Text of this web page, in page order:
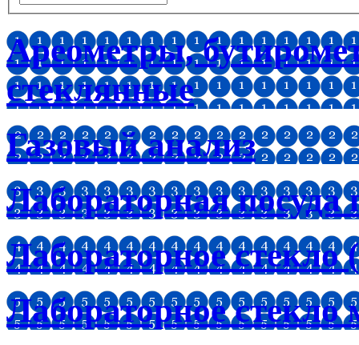
Ареометры,
стеклянные
Газовый анализ
Лабораторная посуда
Лабораторное стекло
Лабораторное стекло